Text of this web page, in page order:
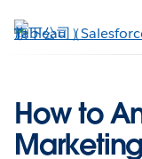
至
How to